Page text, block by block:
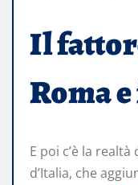
Il
Roma
E poi c’è la
d’Italia, che